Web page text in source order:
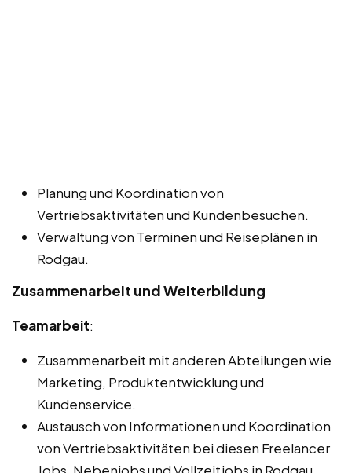
Planung und Koordination von
Vertriebsaktivitäten und Kundenbesuchen.
Verwaltung von Terminen und Reiseplänen in
Rodgau.
Zusammenarbeit und Weiterbildung
Teamarbeit:
Zusammenarbeit mit anderen Abteilungen wie
Marketing, Produktentwicklung und
Kundenservice.
Austausch von Informationen und Koordination
von Vertriebsaktivitäten bei diesen Freelancer